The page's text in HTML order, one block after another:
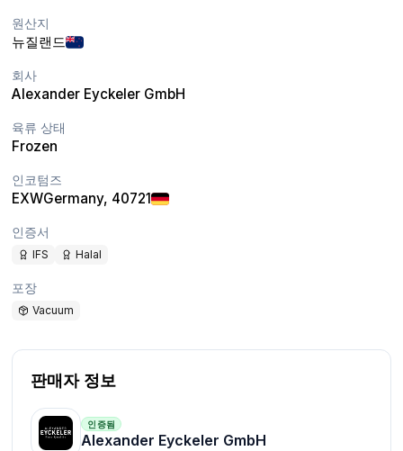
원산지
뉴질랜드
회사
Alexander Eyckeler GmbH
육류 상태
Frozen
인코텀즈
EXWGermany, 40721
인증서
IFS Halal
포장
Vacuum
판매자 정보
인증됨
Alexander Eyckeler GmbH